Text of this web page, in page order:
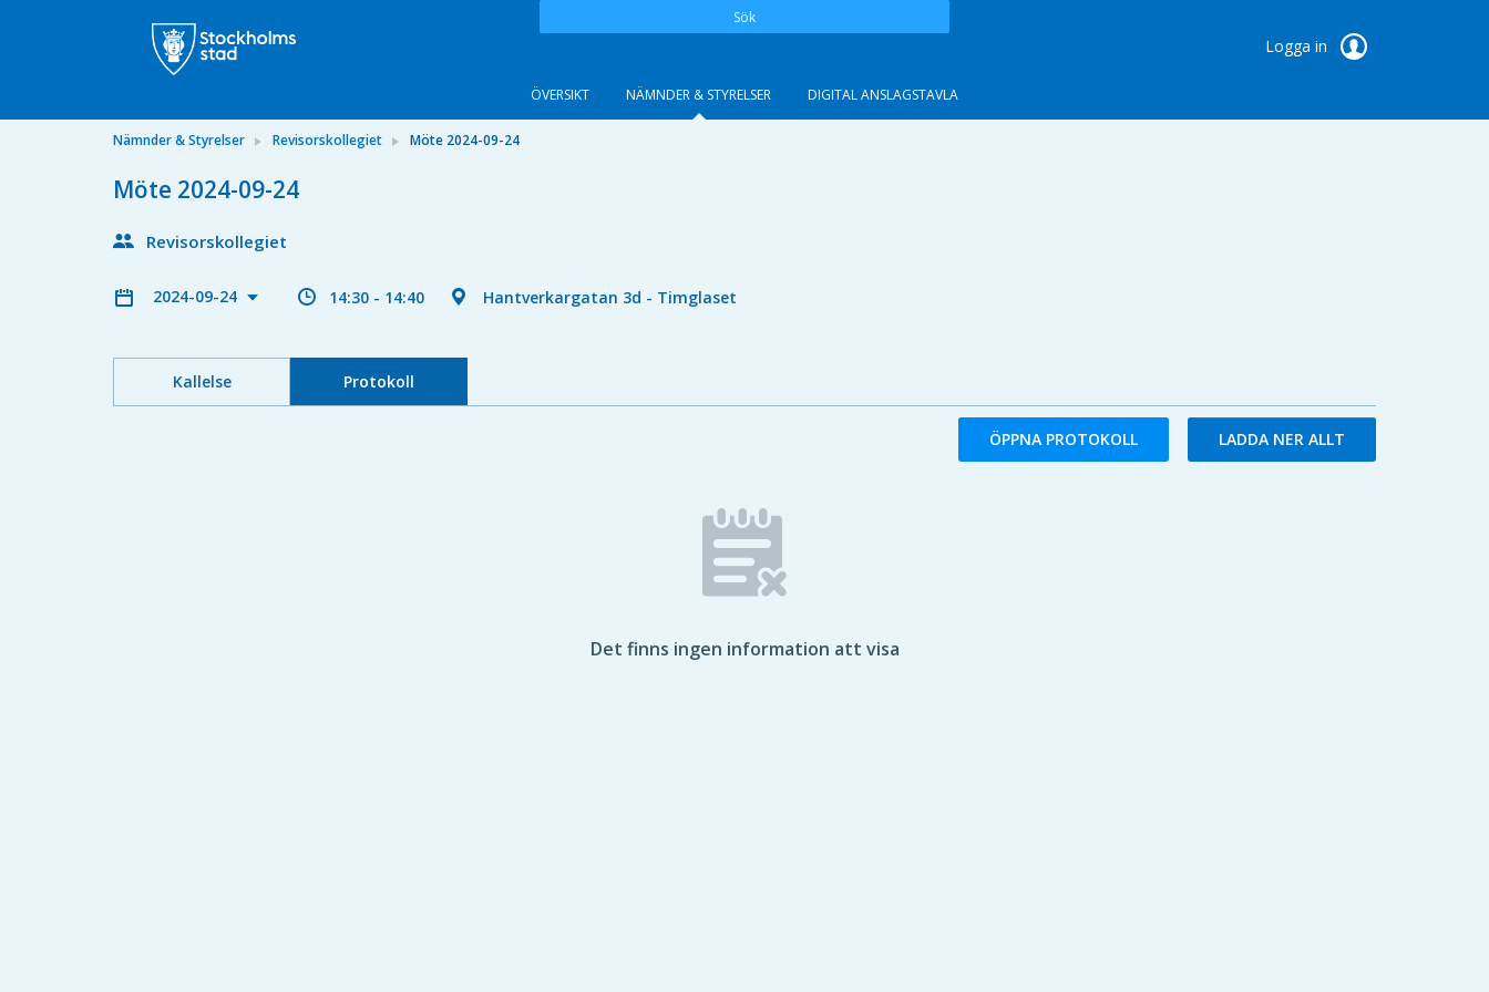
Sök
Logga in
ÖVERSIKT NÄMNDER & STYRELSER DIGITAL ANSLAGSTAVLA
Nämnder & Styrelser Revisorskollegiet Möte 2024-09-24
Möte 2024-09-24
Revisorskollegiet
2024-09-24 14:30 - 14:40 Hantverkargatan 3d - Timglaset
Kallelse Protokoll
ÖPPNA PROTOKOLL LADDA NER ALLT
Det finns ingen information att visa